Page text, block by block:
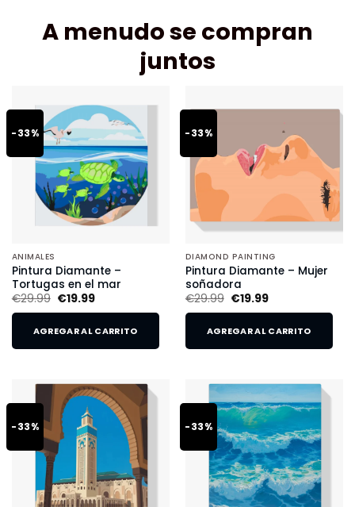
A menudo se compran
juntos
-33%
ANIMALES
Pintura Diamante –
Tortugas en el mar
€29.99 €19.99
AGREGAR AL CARRITO
-33%
DIAMOND PAINTING
Pintura Diamante – Mujer
soñadora
€29.99 €19.99
AGREGAR AL CARRITO
-33% -33%